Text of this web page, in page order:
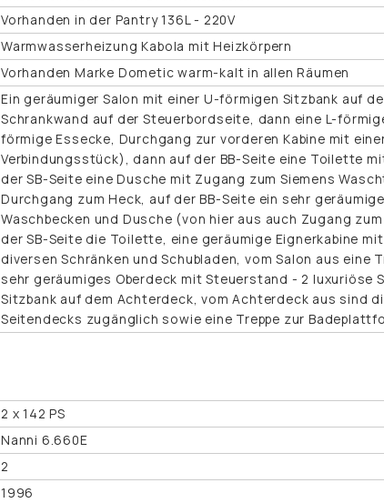
Vorhanden in der Pantry 136L - 220V
Warmwasserheizung Kabola mit Heizkörpern
Vorhanden Marke Dometic warm-kalt in allen Räumen
Ein geräumiger Salon mit einer U-förmigen Sitzbank auf
Schrankwand auf der Steuerbordseite, dann eine L-
förmige Essecke, Durchgang zur vorderen Kabine mit
Verbindungsstück), dann auf der BB-Seite eine Toilette
der SB-Seite eine Dusche mit Zugang zum Siemens
Durchgang zum Heck, auf der BB-Seite ein sehr
Waschbecken und Dusche (von hier aus auch Zugang
der SB-Seite die Toilette, eine geräumige Eignerkabine
diversen Schränken und Schubladen, vom Salon aus eine
sehr geräumiges Oberdeck mit Steuerstand - 2 luxuriöse
Sitzbank auf dem Achterdeck, vom Achterdeck aus sind
Seitendecks zugänglich sowie eine Treppe zur
2 x 142 PS
Nanni 6.660E
2
1996